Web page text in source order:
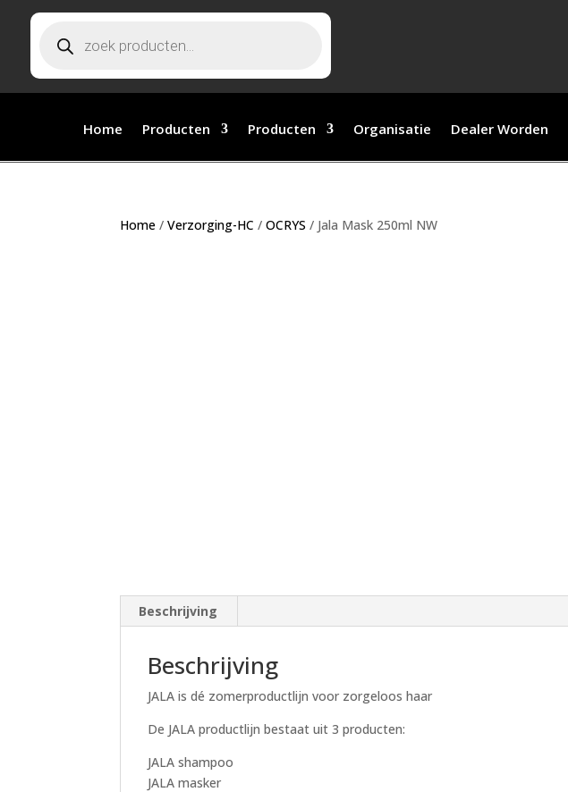
Home Producten Producten Organisatie Dealer Worden
Home /Verzorging-HC /OCRYS / Jala Mask 250ml NW
Beschrijving
Beschrijving
JALA is dé zomerproductlijn voor zorgeloos haar
De JALA productlijn bestaat uit 3 producten:
JALA shampoo
JALA masker